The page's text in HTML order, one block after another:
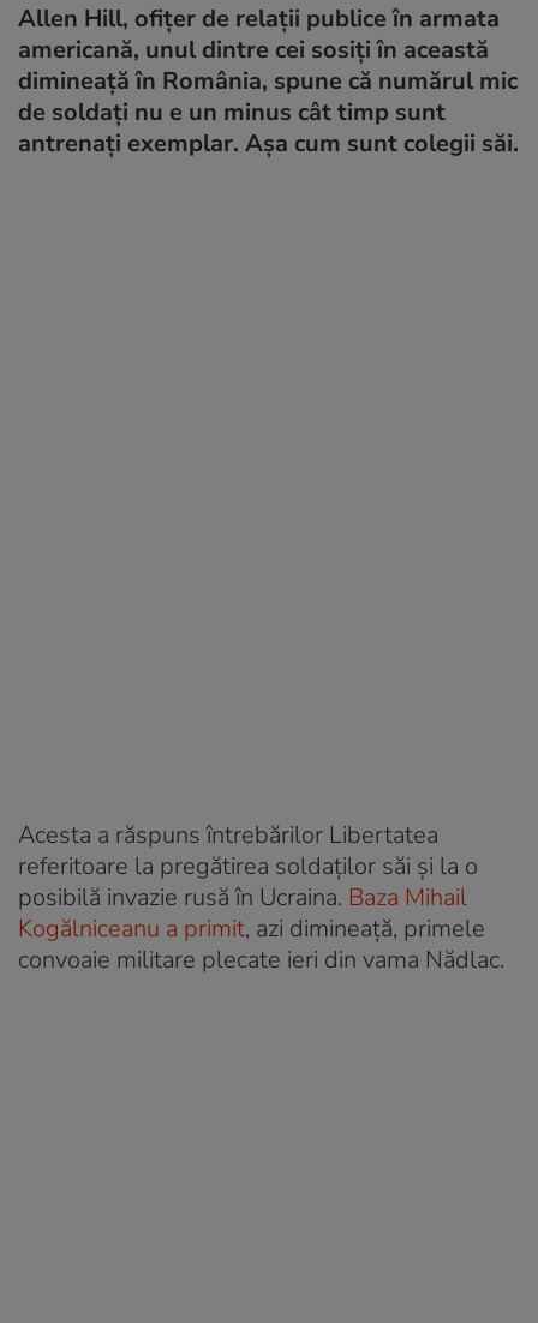
Allen Hill, ofițer de relații publice în armata
americană, unul dintre cei sosiți în această
dimineață în România, spune că numărul mic
de soldați nu e un minus cât timp sunt
antrenați exemplar. Așa cum sunt colegii săi.
Acesta a răspuns întrebărilor Libertatea
referitoare la pregătirea soldaților săi și la o
posibilă invazie rusă în Ucraina. Baza Mihail
Kogălniceanu a primit, azi dimineață, primele
convoaie militare plecate ieri din vama Nădlac.